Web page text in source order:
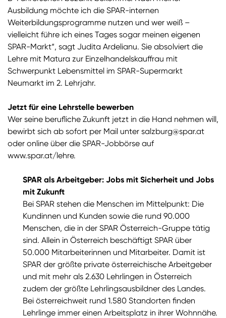
Ausbildung möchte ich die SPAR-internen
Weiterbildungsprogramme nutzen und wer weiß –
vielleicht führe ich eines Tages sogar meinen eigenen
SPAR-Markt“, sagt Judita Ardelianu. Sie absolviert die
Lehre mit Matura zur Einzelhandelskauffrau mit
Schwerpunkt Lebensmittel im SPAR-Supermarkt
Neumarkt im 2. Lehrjahr.
Jetzt für eine Lehrstelle bewerben
Wer seine berufliche Zukunft jetzt in die Hand nehmen will,
bewirbt sich ab sofort per Mail unter salzburg@spar.at
oder online über die SPAR-Jobbörse auf
www.spar.at/lehre.
SPAR als Arbeitgeber: Jobs mit Sicherheit und Jobs
mit Zukunft
Bei SPAR stehen die Menschen im Mittelpunkt: Die
Kundinnen und Kunden sowie die rund 90.000
Menschen, die in der SPAR Österreich-Gruppe tätig
sind. Allein in Österreich beschäftigt SPAR über
50.000 Mitarbeiterinnen und Mitarbeiter. Damit ist
SPAR der größte private österreichische Arbeitgeber
und mit mehr als 2.630 Lehrlingen in Österreich
zudem der größte Lehrlingsausbildner des Landes.
Bei österreichweit rund 1.580 Standorten finden
Lehrlinge immer einen Arbeitsplatz in ihrer Wohnnähe.